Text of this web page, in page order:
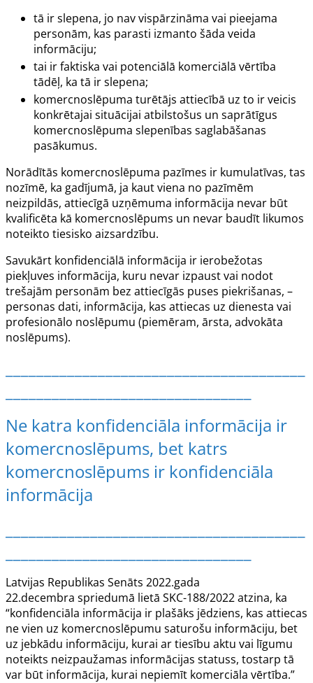
tā ir slepena, jo nav vispārzināma vai pieejama
personām, kas parasti izmanto šāda veida
informāciju;
tai ir faktiska vai potenciālā komerciālā vērtība
tādēļ, ka tā ir slepena;
komercnoslēpuma turētājs attiecībā uz to ir veicis
konkrētajai situācijai atbilstošus un saprātīgus
komercnoslēpuma slepenības saglabāšanas
pasākumus.
Norādītās komercnoslēpuma pazīmes ir kumulatīvas, tas
nozīmē, ka gadījumā, ja kaut viena no pazīmēm
neizpildās, attiecīgā uzņēmuma informācija nevar būt
kvalificēta kā komercnoslēpums un nevar baudīt likumos
noteikto tiesisko aizsardzību.
Savukārt konfidenciālā informācija ir ierobežotas
piekļuves informācija, kuru nevar izpaust vai nodot
trešajām personām bez attiecīgās puses piekrišanas, –
personas dati, informācija, kas attiecas uz dienesta vai
profesionālo noslēpumu (piemēram, ārsta, advokāta
noslēpums).
Ne katra konfidenciāla informācija ir
komercnoslēpums, bet katrs
komercnoslēpums ir konfidenciāla
informācija
Latvijas Republikas Senāts 2022.gada
22.decembra spriedumā lietā SKC-188/2022atzina, ka
“konfidenciāla informācija ir plašāks jēdziens, kas attiecas
ne vien uz komercnoslēpumu saturošu informāciju, bet
uz jebkādu informāciju, kurai ar tiesību aktu vai līgumu
noteikts neizpaužamas informācijas statuss, tostarp tā
var būt informācija, kurai nepiemīt komerciāla vērtība.”